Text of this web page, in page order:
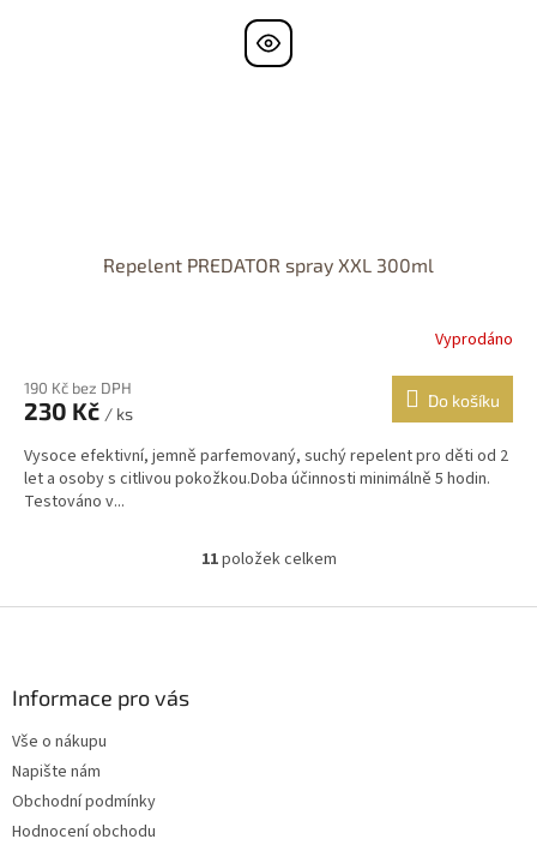
Repelent PREDATOR spray XXL 300ml
Vyprodáno
190 Kč bez DPH
230 Kč / ks
Do košíku
Vysoce efektivní, jemně parfemovaný, suchý repelent pro děti od 2
let a osoby s citlivou pokožkou.Doba účinnosti minimálně 5 hodin.
Testováno v...
O
l
11položek celkem
Informace pro vás
Vše o nákupu
Napište nám
Obchodní podmínky
Hodnocení obchodu